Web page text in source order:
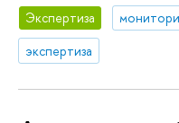
Экспертиза
экспертиза